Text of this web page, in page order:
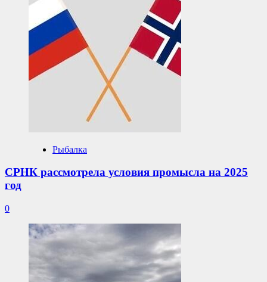
Рыбалка
СРНК рассмотрела условия промысла на 2025
год
0